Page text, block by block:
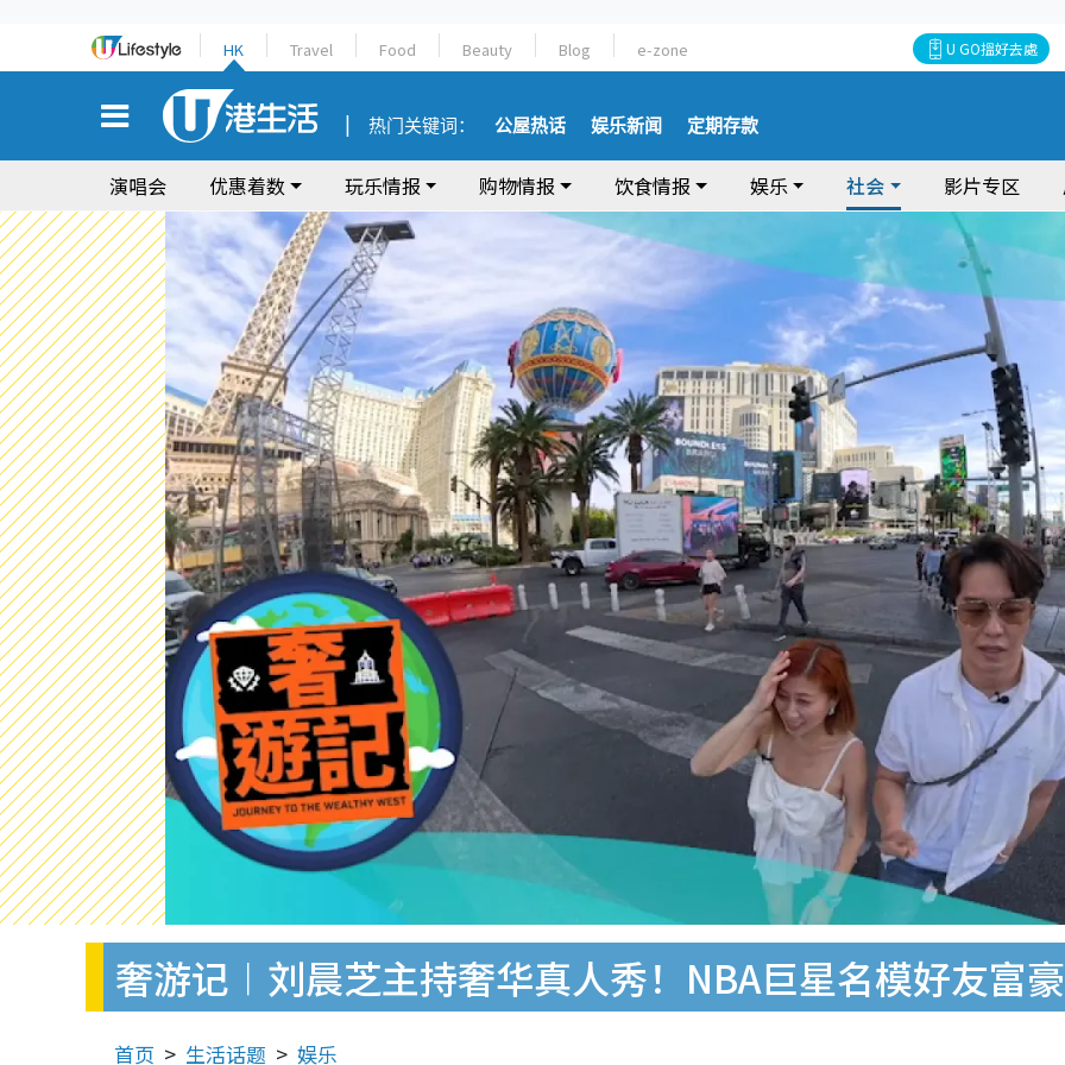
HK Travel Food Beauty Blog e-zone U GO搵好去處
热门关键词： 公屋热话 娱乐新闻 定期存款
演唱会 优惠着数 玩乐情报 购物情报 饮食情报 娱乐 社会 影片专区
奢游记︱刘晨芝主持奢华真人秀！NBA巨星名模好友富
首页 生活话题 娱乐